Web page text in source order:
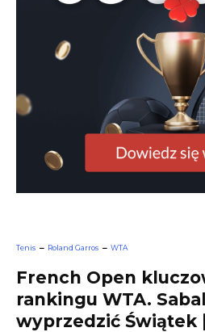
Tenis Roland Garros WTA
French Open
rankingu WTA.
wyprzedzić Świątek